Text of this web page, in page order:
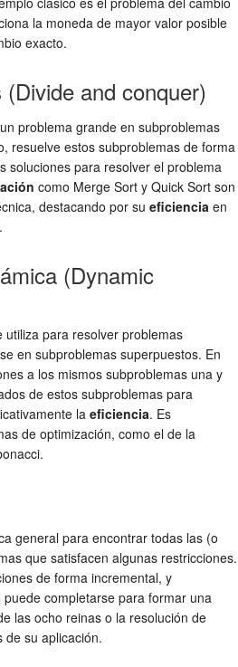
la moneda de mayor valor posible
exacto.
and conquer)
problema grande en subproblemas
resuelve estos subproblemas de forma
soluciones para resolver el problema
como Merge Sort y Quick Sort son
destacando por su eficiencia en
(Dynamic
para resolver problemas
en subproblemas superpuestos. En
a los mismos subproblemas una y
de estos subproblemas para
la eficiencia. Es
de optimización, como el de la
general para encontrar todas las (o
que satisfacen algunas restricciones.
de forma incremental, y
completarse para formar una
las ocho reinas o la resolución de
de su aplicación.